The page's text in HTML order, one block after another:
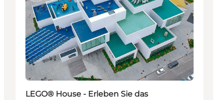
LEGO® House - Erleben Sie das